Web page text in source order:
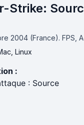
Strike:
2004 (France). FPS,
Linux
:
: Source